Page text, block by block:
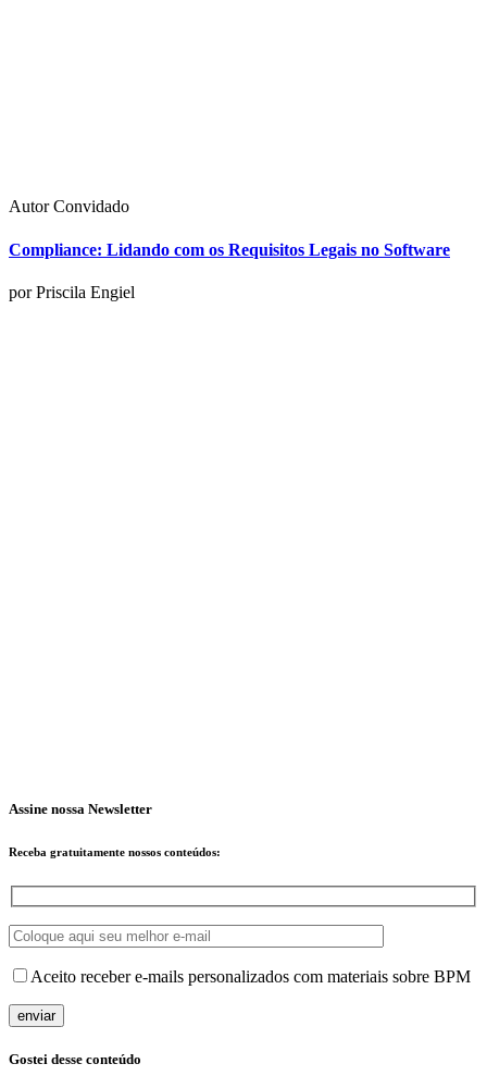
Autor Convidado
Compliance: Lidando com os Requisitos Legais no Software
por Priscila Engiel
Assine nossa Newsletter
Receba gratuitamente nossos conteúdos:
Aceito receber e-mails personalizados com materiais sobre BPM
Gostei desse conteúdo